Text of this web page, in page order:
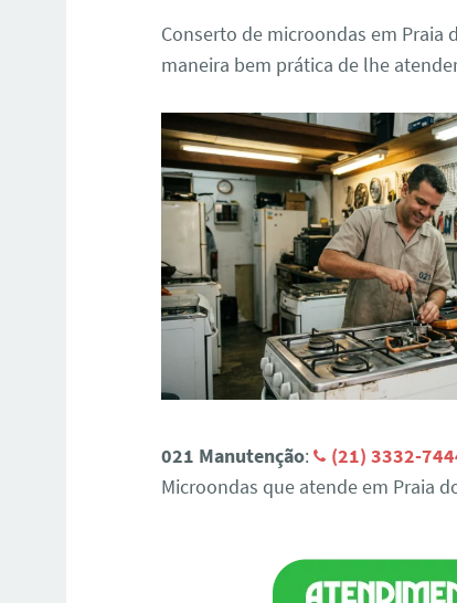
Conserto de microondas em Praia
maneira bem prática de lhe
021 Manutenção: (21) 3332-
Microondas que atende em Praia